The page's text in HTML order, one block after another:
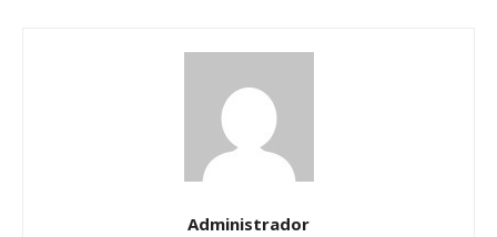
Administrador